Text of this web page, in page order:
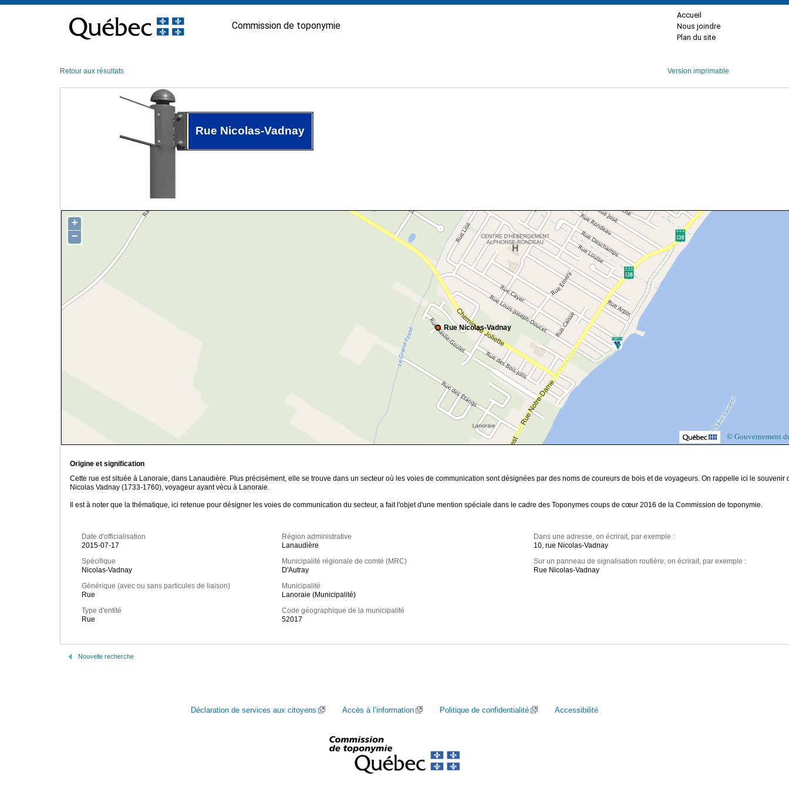
contenu
Commission de toponymie
Accueil
Nous joindre
Plan du site
Retour aux résultats Version imprimable
Rue Nicolas-Vadnay
Rue Nicolas-Vadnay
+
−
© Gouvernement
Origine et signification
Cette rue est située à Lanoraie, dans Lanaudière. Plus précisément, elle se trouve dans un secteur où les voies de communication sont désignées par des noms de coureurs de bois et de voyageurs. On rappelle ici le souvenir
Nicolas Vadnay (1733-1760), voyageur ayant vécu à Lanoraie.
Il est à noter que la thématique, ici retenue pour désigner les voies de communication du secteur, a fait l'objet d'une mention spéciale dans le cadre des Toponymes coups de cœur 2016 de la Commission de toponymie.
Date d'officialisation
2015-07-17
Spécifique
Nicolas-Vadnay
Générique (avec ou sans particules de liaison)
Rue
Type d'entité
Rue
Région administrative
Lanaudière
Municipalité régionale de comté (MRC)
D'Autray
Municipalité
Lanoraie (Municipalité)
Code géographique de la municipalité
52017
Dans une adresse, on écrirait, par exemple :
10, rue Nicolas-Vadnay
Sur un panneau de signalisation routière, on écrirait, par exemple :
Rue Nicolas-Vadnay
Nouvelle recherche
Déclaration de services aux citoyens Accès à l’information Politique de confidentialité Accessibilité